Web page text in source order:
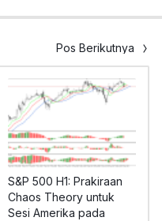
Pos Berikutnya
S&P 500 H1: Prakiraan
Chaos Theory untuk
Sesi Amerika pada